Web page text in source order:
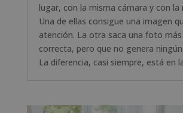
lugar, con la misma cámara y con la
Una de ellas consigue una imagen
atención. La otra saca una foto más
correcta, pero que no genera
La diferencia, casi siempre, está en